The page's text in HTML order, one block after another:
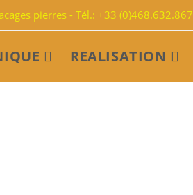
pierres - Tél.: +33 (0)468.632.867
REALISATION